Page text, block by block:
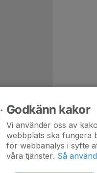
Godkänn kakor
Vi använder oss av
webbplats ska fungera
för webbanalys i syfte
våra tjänster. Så